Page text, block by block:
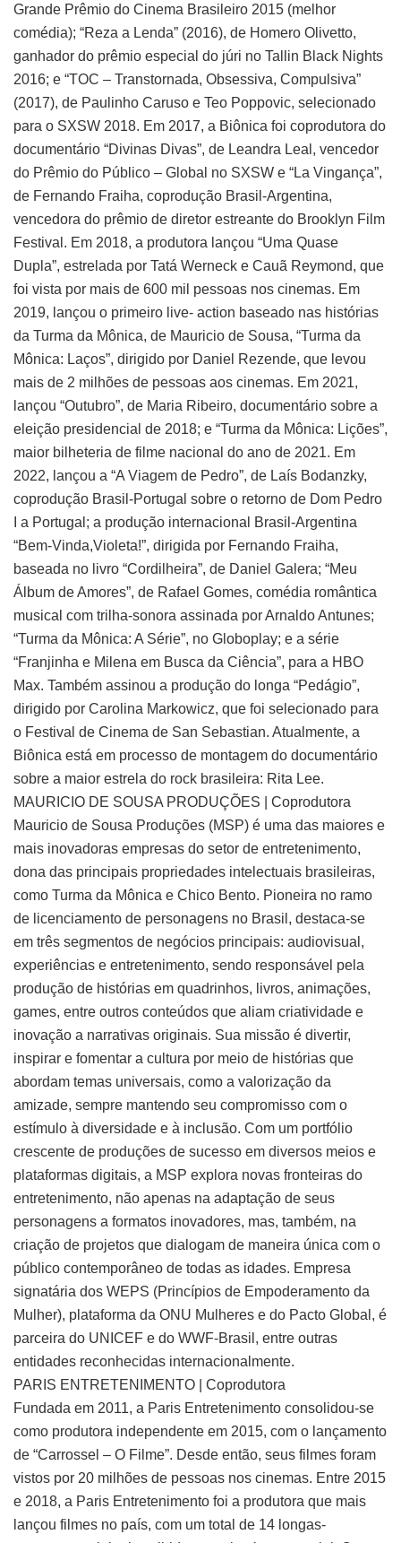
Grande Prêmio do Cinema Brasileiro 2015 (melhor
comédia); “Reza a Lenda” (2016), de Homero Olivetto,
ganhador do prêmio especial do júri no Tallin Black Nights
2016; e “TOC – Transtornada, Obsessiva, Compulsiva”
(2017), de Paulinho Caruso e Teo Poppovic, selecionado
para o SXSW 2018. Em 2017, a Biônica foi coprodutora do
documentário “Divinas Divas”, de Leandra Leal, vencedor
do Prêmio do Público – Global no SXSW e “La Vingança”,
de Fernando Fraiha, coprodução Brasil-Argentina,
vencedora do prêmio de diretor estreante do Brooklyn Film
Festival. Em 2018, a produtora lançou “Uma Quase
Dupla”, estrelada por Tatá Werneck e Cauã Reymond, que
foi vista por mais de 600 mil pessoas nos cinemas. Em
2019, lançou o primeiro live- action baseado nas histórias
da Turma da Mônica, de Mauricio de Sousa, “Turma da
Mônica: Laços”, dirigido por Daniel Rezende, que levou
mais de 2 milhões de pessoas aos cinemas. Em 2021,
lançou “Outubro”, de Maria Ribeiro, documentário sobre a
eleição presidencial de 2018; e “Turma da Mônica: Lições”,
maior bilheteria de filme nacional do ano de 2021. Em
2022, lançou a “A Viagem de Pedro”, de Laís Bodanzky,
coprodução Brasil-Portugal sobre o retorno de Dom Pedro
I a Portugal; a produção internacional Brasil-Argentina
“Bem-Vinda,Violeta!”, dirigida por Fernando Fraiha,
baseada no livro “Cordilheira”, de Daniel Galera; “Meu
Álbum de Amores”, de Rafael Gomes, comédia romântica
musical com trilha-sonora assinada por Arnaldo Antunes;
“Turma da Mônica: A Série”, no Globoplay; e a série
“Franjinha e Milena em Busca da Ciência”, para a HBO
Max. Também assinou a produção do longa “Pedágio”,
dirigido por Carolina Markowicz, que foi selecionado para
o Festival de Cinema de San Sebastian. Atualmente, a
Biônica está em processo de montagem do documentário
sobre a maior estrela do rock brasileira: Rita Lee.
MAURICIO DE SOUSA PRODUÇÕES | Coprodutora
Mauricio de Sousa Produções (MSP) é uma das maiores e
mais inovadoras empresas do setor de entretenimento,
dona das principais propriedades intelectuais brasileiras,
como Turma da Mônica e Chico Bento. Pioneira no ramo
de licenciamento de personagens no Brasil, destaca-se
em três segmentos de negócios principais: audiovisual,
experiências e entretenimento, sendo responsável pela
produção de histórias em quadrinhos, livros, animações,
games, entre outros conteúdos que aliam criatividade e
inovação a narrativas originais. Sua missão é divertir,
inspirar e fomentar a cultura por meio de histórias que
abordam temas universais, como a valorização da
amizade, sempre mantendo seu compromisso com o
estímulo à diversidade e à inclusão. Com um portfólio
crescente de produções de sucesso em diversos meios e
plataformas digitais, a MSP explora novas fronteiras do
entretenimento, não apenas na adaptação de seus
personagens a formatos inovadores, mas, também, na
criação de projetos que dialogam de maneira única com o
público contemporâneo de todas as idades. Empresa
signatária dos WEPS (Princípios de Empoderamento da
Mulher), plataforma da ONU Mulheres e do Pacto Global, é
parceira do UNICEF e do WWF-Brasil, entre outras
entidades reconhecidas internacionalmente.
PARIS ENTRETENIMENTO | Coprodutora
Fundada em 2011, a Paris Entretenimento consolidou-se
como produtora independente em 2015, com o lançamento
de “Carrossel – O Filme”. Desde então, seus filmes foram
vistos por 20 milhões de pessoas nos cinemas. Entre 2015
e 2018, a Paris Entretenimento foi a produtora que mais
lançou filmes no país, com um total de 14 longas-